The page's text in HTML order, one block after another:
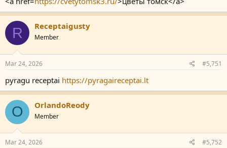
R Receptaigusty
Member
Mar 24, 2026 #5,751
pyragu receptai https://pyragaireceptai.lt
O OrlandoReody
Member
Mar 24, 2026 #5,752